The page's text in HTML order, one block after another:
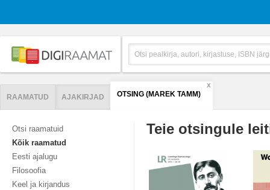
RAAMATUD AJAKIRJAD OTSING (MAREK TAMM)
X
Otsi raamatuid
Kõik raamatud
Eesti ajalugu
Filosoofia
Keel ja kirjandus
Teie otsingule